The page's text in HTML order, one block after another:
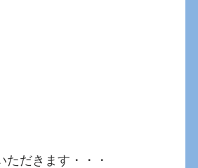
ただきます・・・